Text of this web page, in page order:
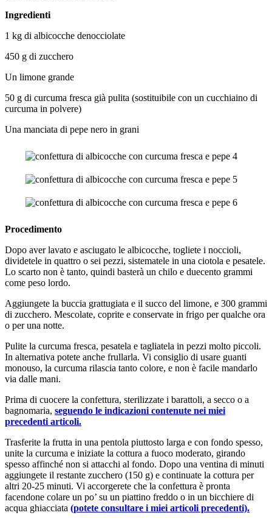
Ingredienti
1 kg di albicocche denocciolate
450 g di zucchero
Un limone grande
50 g di curcuma fresca già pulita (sostituibile con un cucchiaino di
curcuma in polvere)
Una manciata di pepe nero in grani
Procedimento
Dopo aver lavato e asciugato le albicocche, togliete i noccioli,
dividetele in quattro o sei pezzi, sistematele in una ciotola e pesatele.
Lo scarto non è tanto, quindi basterà un chilo e duecento grammi
come peso lordo.
Aggiungete la buccia grattugiata e il succo del limone, e 300 grammi
di zucchero. Mescolate, coprite e conservate in frigo per qualche ora
o per una notte.
Pulite la curcuma fresca, pesatela e tagliatela in pezzi molto piccoli.
In alternativa potete anche frullarla. Vi consiglio di usare guanti
monouso, la curcuma rilascia tanto colore, e non è facile mandarlo
via dalle mani.
Prima di cuocere la confettura, sterilizzate i barattoli, a secco o a
bagnomaria, seguendo le indicazioni contenute nei miei
precedenti articoli.
Trasferite la frutta in una pentola piuttosto larga e con fondo spesso,
unite la curcuma e iniziate la cottura a fuoco moderato, girando
spesso affinché non si attacchi al fondo. Dopo una ventina di minuti
aggiungete il restante zucchero (150 g) e continuate la cottura per
altri 20-25 minuti. Vi accorgerete che la confettura è pronta
facendone colare un po’ su un piattino freddo o in un bicchiere di
acqua ghiacciata (potete consultare i miei articoli precedenti).